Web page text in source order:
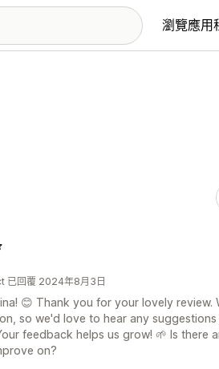
瀏覽應用
已回覆 2024年8月3日
😊 Thank you for your lovely review.
so we'd love to hear any
feedback helps us grow! 🌱 Is there
on?